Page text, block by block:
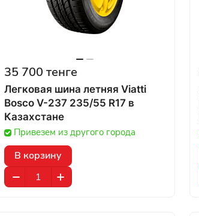
35 700 тенге
Легковая шина летняя Viatti
Bosco V-237 235/55 R17 в
Казахстане
Привезем из другого города
В корзину